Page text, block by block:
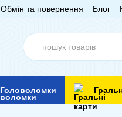
Обмін та повернення Блог
Головоломки